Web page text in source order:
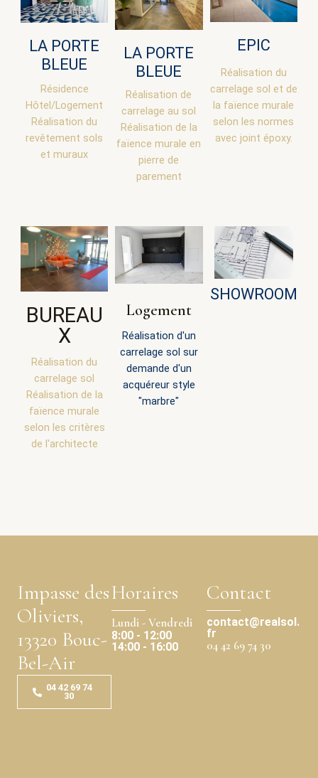
LA PORTE
BLEUE
Résidence
Hôtel/Logement
Réalisation du
revêtement sols
et muraux
LA PORTE
BLEUE
Réalisation de
carrelage au sol
Réalisation de la
faïence murale en
pierre de
parement
EPIC
Réalisation du
carrelage sol et de
la faïence murale
selon les normes
avec joint époxy.
BUREAU
X
Réalisation du
carrelage sol
Réalisation de la
faïence murale
selon les critères
de l'architecte
Logement
Réalisation d'un
carrelage sol sur
demande d'un
acquéreur style
"marbre"
SHOWROOM
Impasse des
Oliviers,
13320 Bouc-
Bel-Air
04 42 69 74
30
Horaires
Lundi - Vendredi
8:00 - 12:00
14:00 - 16:00
Contact
contact@realsol.
fr
04 42 69 74 30